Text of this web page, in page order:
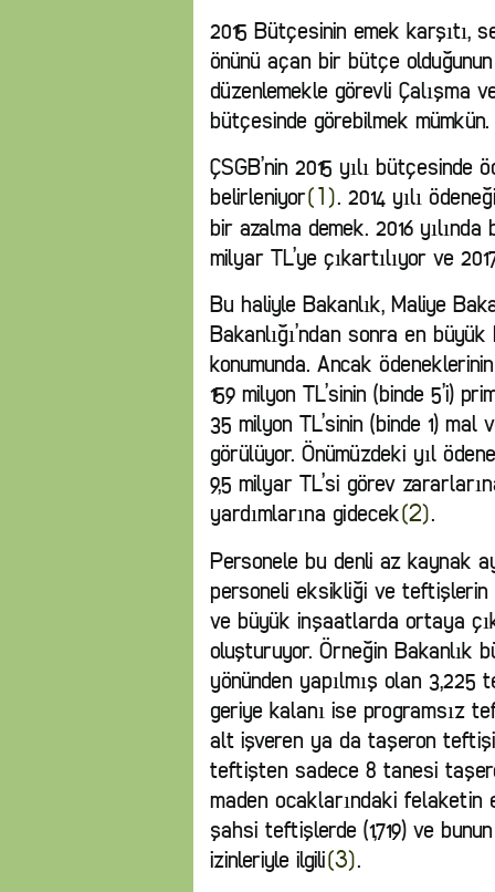
2015 Bütçesinin emek karşıtı,
önünü açan bir bütçe
düzenlemekle görevli Çalışma
bütçesinde görebilmek mümkün.
ÇSGB’nin 2015 yılı
belirleniyor[1]. 2014 yılı
bir azalma demek. 2016
milyar TL’ye çıkartılıyor ve
Bu haliyle Bakanlık, Maliye
Bakanlığı’ndan sonra en
konumunda. Ancak
159 milyon TL’sinin (binde 5’i)
35 milyon TL’sinin (binde 1) mal
görülüyor. Önümüzdeki yıl
9,5 milyar TL’si görev
yardımlarına gidecek[2].
Personele bu denli az kaynak
personeli eksikliği ve teftişlerin
ve büyük inşaatlarda ortaya
oluşturuyor. Örneğin Bakanlık
yönünden yapılmış olan 3,225
geriye kalanı ise programsız
alt işveren ya da taşeron teftişi
teftişten sadece 8 tanesi
maden ocaklarındaki felaketin
şahsi teftişlerde (1,719) ve
izinleriyle ilgili[3].